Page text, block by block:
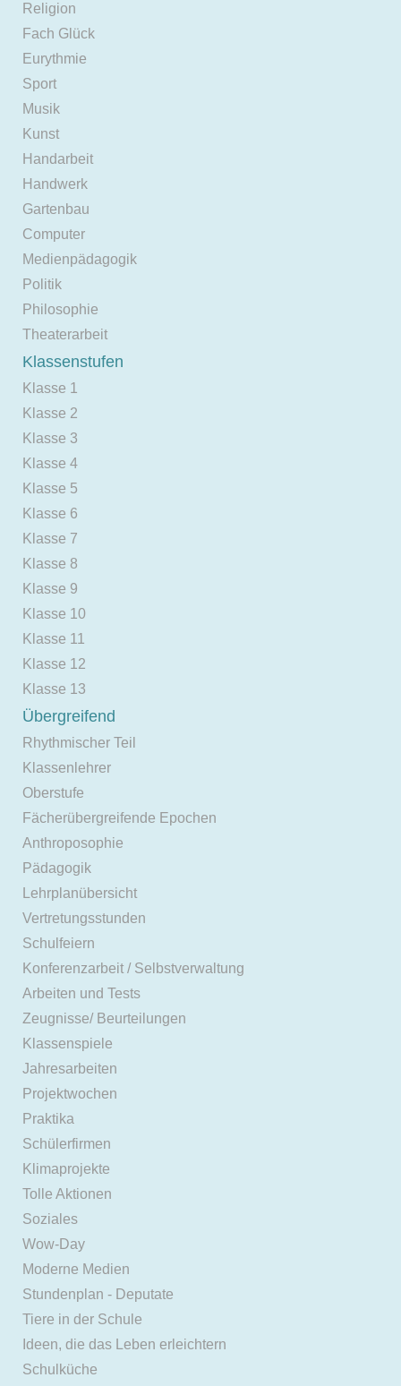
Religion
Fach Glück
Eurythmie
Sport
Musik
Kunst
Handarbeit
Handwerk
Gartenbau
Computer
Medienpädagogik
Politik
Philosophie
Theaterarbeit
Klassenstufen
Klasse 1
Klasse 2
Klasse 3
Klasse 4
Klasse 5
Klasse 6
Klasse 7
Klasse 8
Klasse 9
Klasse 10
Klasse 11
Klasse 12
Klasse 13
Übergreifend
Rhythmischer Teil
Klassenlehrer
Oberstufe
Fächerübergreifende Epochen
Anthroposophie
Pädagogik
Lehrplanübersicht
Vertretungsstunden
Schulfeiern
Konferenzarbeit / Selbstverwaltung
Arbeiten und Tests
Zeugnisse/ Beurteilungen
Klassenspiele
Jahresarbeiten
Projektwochen
Praktika
Schülerfirmen
Klimaprojekte
Tolle Aktionen
Soziales
Wow-Day
Moderne Medien
Stundenplan - Deputate
Tiere in der Schule
Ideen, die das Leben erleichtern
Schulküche